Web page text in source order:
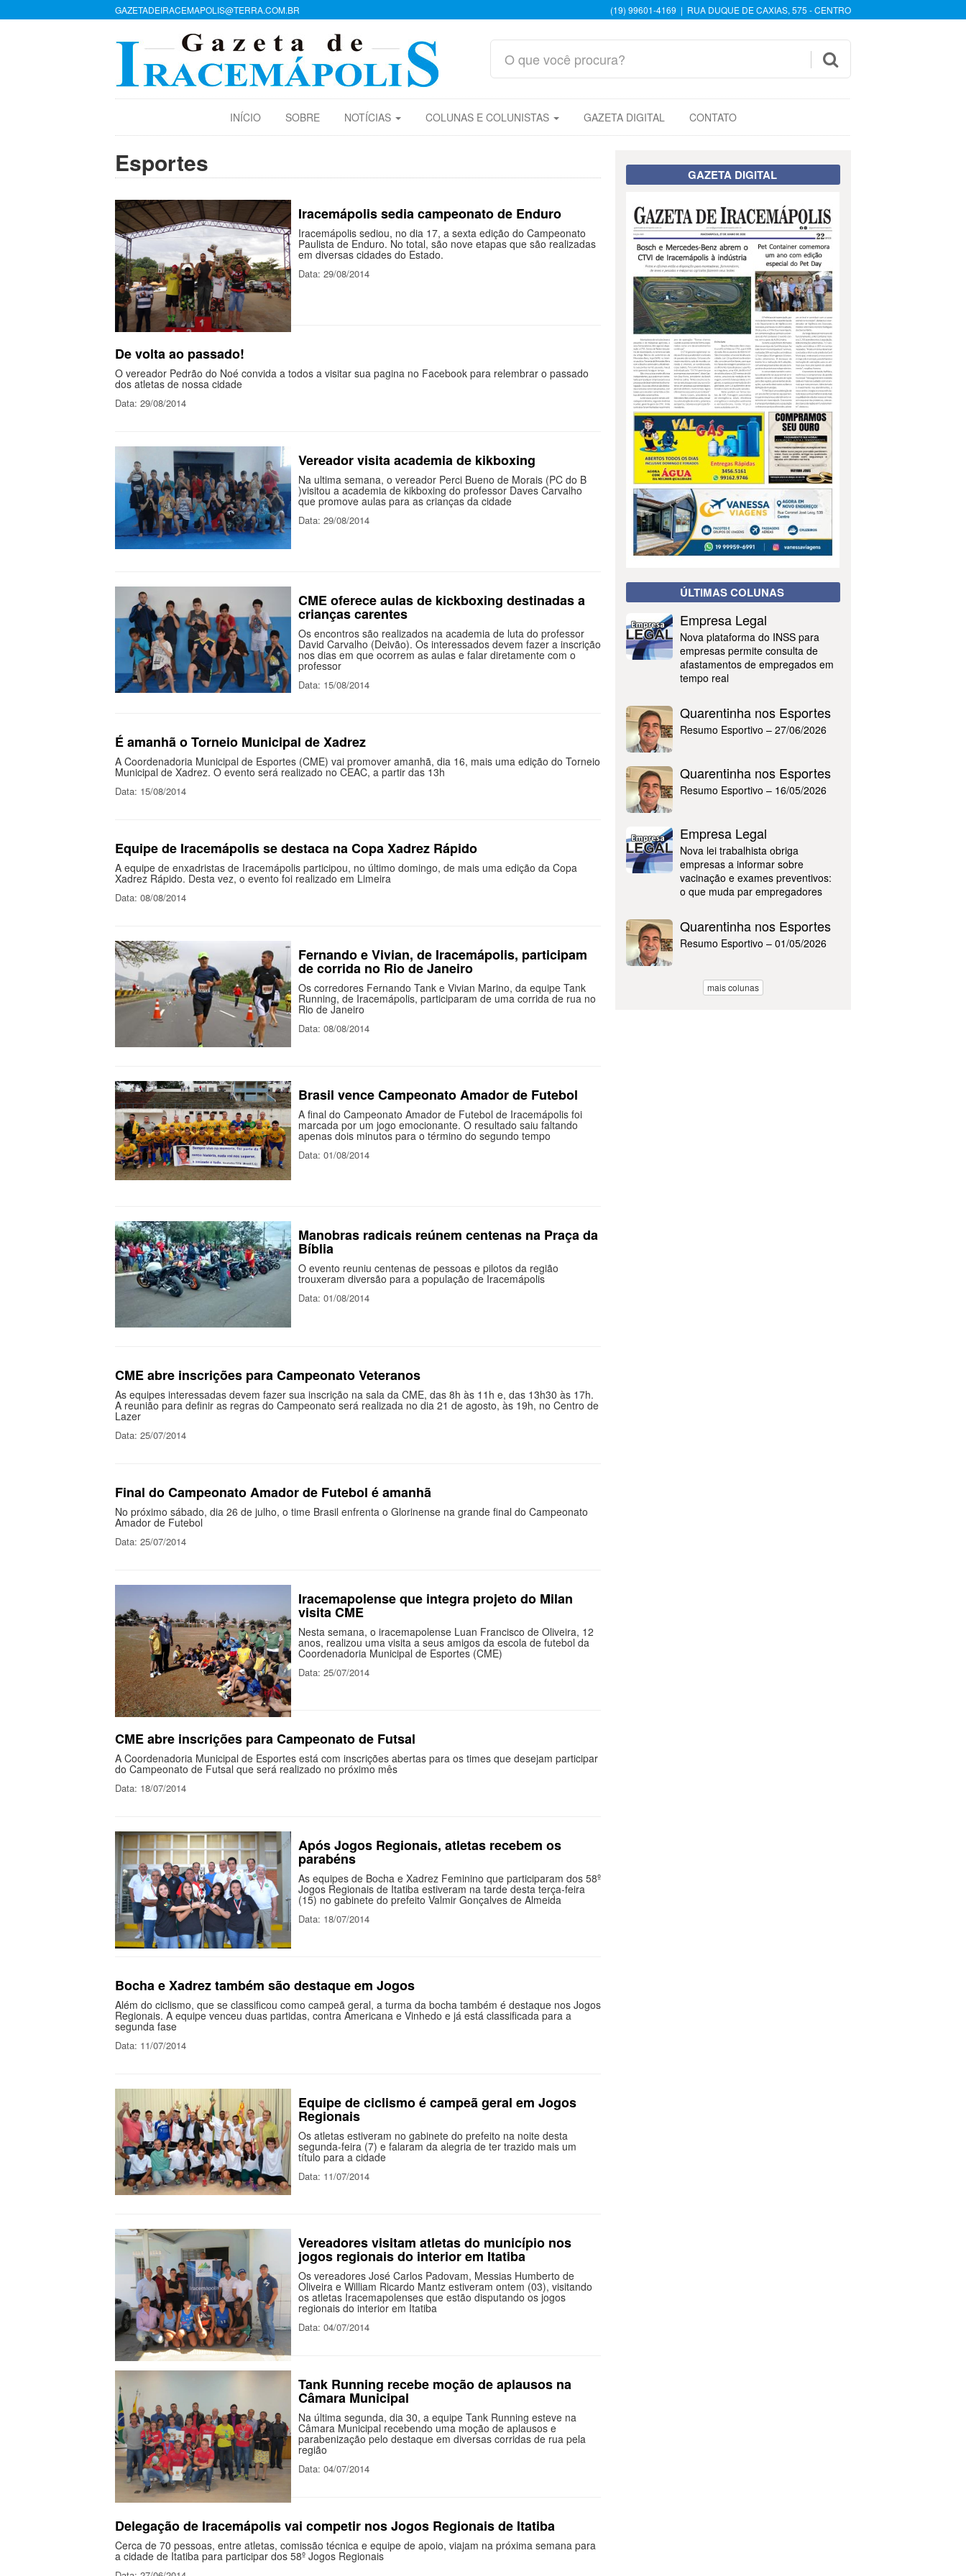
GAZETADEIRACEMAPOLIS@TERRA.COM.BR (19) 99601-4169 | RUA DUQUE DE CAXIAS, 575 - CENTRO

INÍCIO SOBRE NOTÍCIAS COLUNAS E COLUNISTAS GAZETA DIGITAL CONTATO
Esportes
Iracemápolis sedia campeonato de Enduro
Iracemápolis sediou, no dia 17, a sexta edição do Campeonato
Paulista de Enduro. No total, são nove etapas que são realizadas
em diversas cidades do Estado.
Data: 29/08/2014
De volta ao passado!
O vereador Pedrão do Noé convida a todos a visitar sua pagina no Facebook para relembrar o passado
dos atletas de nossa cidade
Data: 29/08/2014
Vereador visita academia de kikboxing
Na ultima semana, o vereador Perci Bueno de Morais (PC do B
)visitou a academia de kikboxing do professor Daves Carvalho
que promove aulas para as crianças da cidade
Data: 29/08/2014
CME oferece aulas de kickboxing destinadas a
crianças carentes
Os encontros são realizados na academia de luta do professor
David Carvalho (Deivão). Os interessados devem fazer a inscrição
nos dias em que ocorrem as aulas e falar diretamente com o
professor
Data: 15/08/2014
É amanhã o Torneio Municipal de Xadrez
A Coordenadoria Municipal de Esportes (CME) vai promover amanhã, dia 16, mais uma edição do Torneio
Municipal de Xadrez. O evento será realizado no CEAC, a partir das 13h
Data: 15/08/2014
Equipe de Iracemápolis se destaca na Copa Xadrez Rápido
A equipe de enxadristas de Iracemápolis participou, no último domingo, de mais uma edição da Copa
Xadrez Rápido. Desta vez, o evento foi realizado em Limeira
Data: 08/08/2014
Fernando e Vivian, de Iracemápolis, participam
de corrida no Rio de Janeiro
Os corredores Fernando Tank e Vivian Marino, da equipe Tank
Running, de Iracemápolis, participaram de uma corrida de rua no
Rio de Janeiro
Data: 08/08/2014
Brasil vence Campeonato Amador de Futebol
A final do Campeonato Amador de Futebol de Iracemápolis foi
marcada por um jogo emocionante. O resultado saiu faltando
apenas dois minutos para o término do segundo tempo
Data: 01/08/2014
Manobras radicais reúnem centenas na Praça da
Bíblia
O evento reuniu centenas de pessoas e pilotos da região
trouxeram diversão para a população de Iracemápolis
Data: 01/08/2014
CME abre inscrições para Campeonato Veteranos
As equipes interessadas devem fazer sua inscrição na sala da CME, das 8h às 11h e, das 13h30 às 17h.
A reunião para definir as regras do Campeonato será realizada no dia 21 de agosto, às 19h, no Centro de
Lazer
Data: 25/07/2014
Final do Campeonato Amador de Futebol é amanhã
No próximo sábado, dia 26 de julho, o time Brasil enfrenta o Glorinense na grande final do Campeonato
Amador de Futebol
Data: 25/07/2014
Iracemapolense que integra projeto do Milan
visita CME
Nesta semana, o iracemapolense Luan Francisco de Oliveira, 12
anos, realizou uma visita a seus amigos da escola de futebol da
Coordenadoria Municipal de Esportes (CME)
Data: 25/07/2014
CME abre inscrições para Campeonato de Futsal
A Coordenadoria Municipal de Esportes está com inscrições abertas para os times que desejam participar
do Campeonato de Futsal que será realizado no próximo mês
Data: 18/07/2014
Após Jogos Regionais, atletas recebem os
parabéns
As equipes de Bocha e Xadrez Feminino que participaram dos 58º
Jogos Regionais de Itatiba estiveram na tarde desta terça-feira
(15) no gabinete do prefeito Valmir Gonçalves de Almeida
Data: 18/07/2014
Bocha e Xadrez também são destaque em Jogos
Além do ciclismo, que se classificou como campeã geral, a turma da bocha também é destaque nos Jogos
Regionais. A equipe venceu duas partidas, contra Americana e Vinhedo e já está classificada para a
segunda fase
Data: 11/07/2014
Equipe de ciclismo é campeã geral em Jogos
Regionais
Os atletas estiveram no gabinete do prefeito na noite desta
segunda-feira (7) e falaram da alegria de ter trazido mais um
título para a cidade
Data: 11/07/2014
Vereadores visitam atletas do município nos
jogos regionais do interior em Itatiba
Os vereadores José Carlos Padovam, Messias Humberto de
Oliveira e William Ricardo Mantz estiveram ontem (03), visitando
os atletas Iracemapolenses que estão disputando os jogos
regionais do interior em Itatiba
Data: 04/07/2014
Tank Running recebe moção de aplausos na
Câmara Municipal
Na última segunda, dia 30, a equipe Tank Running esteve na
Câmara Municipal recebendo uma moção de aplausos e
parabenização pelo destaque em diversas corridas de rua pela
região
Data: 04/07/2014
Delegação de Iracemápolis vai competir nos Jogos Regionais de Itatiba
Cerca de 70 pessoas, entre atletas, comissão técnica e equipe de apoio, viajam na próxima semana para
a cidade de Itatiba para participar dos 58º Jogos Regionais
GAZETA DIGITAL
ÚLTIMAS COLUNAS
Empresa Legal
Nova plataforma do INSS para
empresas permite consulta de
afastamentos de empregados em
tempo real
Quarentinha nos Esportes
Resumo Esportivo – 27/06/2026
Quarentinha nos Esportes
Resumo Esportivo – 16/05/2026
Empresa Legal
Nova lei trabalhista obriga
empresas a informar sobre
vacinação e exames preventivos:
o que muda par empregadores
Quarentinha nos Esportes
Resumo Esportivo – 01/05/2026
mais colunas